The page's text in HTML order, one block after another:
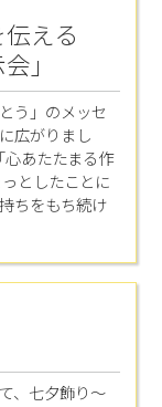
える
」
う」のメッセ
広がりまし
心あたたまる作
としたことに
ちをもち続け
、七夕飾り～